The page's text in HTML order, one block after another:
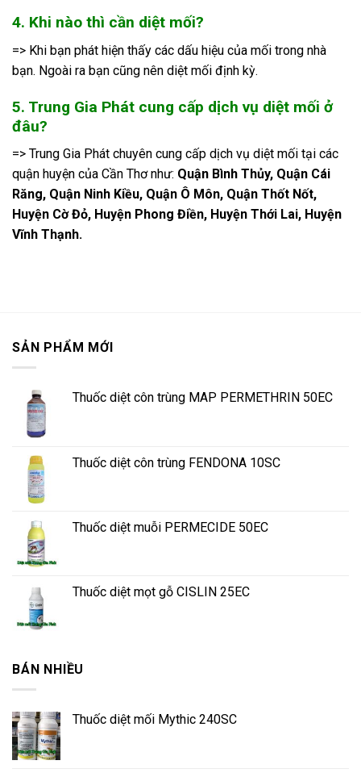
4. Khi nào thì cần diệt mối?
=> Khi bạn phát hiện thấy các dấu hiệu của mối trong nhà
bạn. Ngoài ra bạn cũng nên diệt mối định kỳ.
5. Trung Gia Phát cung cấp dịch vụ diệt mối ở
đâu?
=> Trung Gia Phát chuyên cung cấp dịch vụ diệt mối tại các
quận huyện của Cần Thơ như: Quận Bình Thủy, Quận Cái
Răng, Quận Ninh Kiều, Quận Ô Môn, Quận Thốt Nốt,
Huyện Cờ Đỏ, Huyện Phong Điền, Huyện Thới Lai, Huyện
Vĩnh Thạnh.
SẢN PHẨM MỚI
Thuốc diệt côn trùng MAP PERMETHRIN 50EC
Thuốc diệt côn trùng FENDONA 10SC
Thuốc diệt muỗi PERMECIDE 50EC
Thuốc diệt mọt gỗ CISLIN 25EC
BÁN NHIỀU
Thuốc diệt mối Mythic 240SC